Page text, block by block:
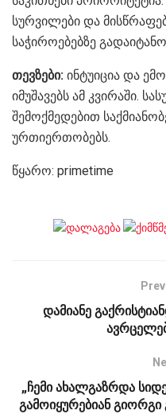
სურვილები და
საჭიროებებზე
თევზები: ინტუიცია და
იმუშავებს ამ კვირაში.
შემოქმედებით
ურთიერთობებს.
წყარო: primetime
დამიანე
„ჩემი ახალგაზრდა
გამოიყურებიან გიორგი